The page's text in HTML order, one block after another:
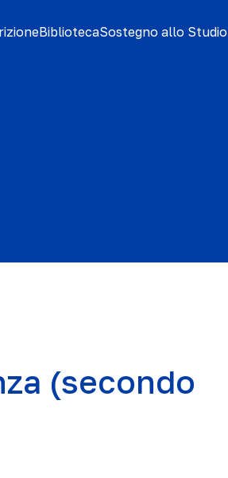
BibliotecaSostegno allo Studio
(secondo